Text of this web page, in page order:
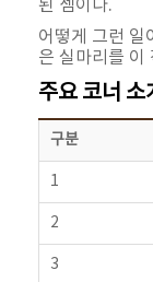
된 셈이다.
어떻게 그런 일
은 실마리를 이
주요 코너 소
구분
1
2
3